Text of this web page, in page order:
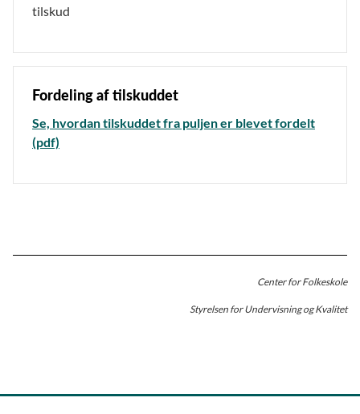
tilskud
Fordeling af tilskuddet
Se, hvordan tilskuddet fra puljen er blevet fordelt
(pdf)
Center for Folkeskole
Styrelsen for Undervisning og Kvalitet